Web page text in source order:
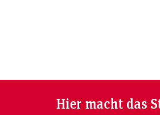
Hier macht das